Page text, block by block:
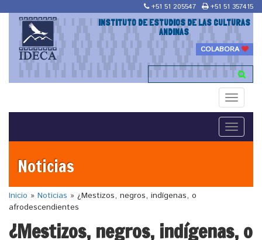
+51 51 205547 +51 51 357415
INSTITUTO DE ESTUDIOS DE LAS CULTURAS
ANDINAS
COLABORA
Toggle
Toggle
Noticias
Inicio » Noticias » ¿Mestizos, negros, indígenas, o
afrodescendientes
¿Mestizos, negros, indígenas, o